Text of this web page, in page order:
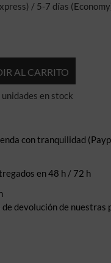
/ 5-7 días
AL CARRITO
en stock
con tranquilidad
en 48 h / 72 h
devolución de nuestras